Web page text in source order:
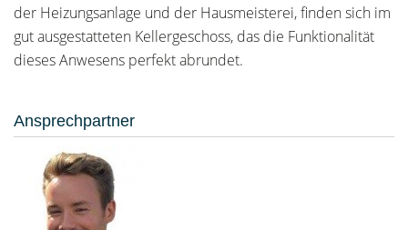
der Heizungsanlage und der Hausmeisterei, finden sich im
gut ausgestatteten Kellergeschoss, das die Funktionalität
dieses Anwesens perfekt abrundet.
Ansprechpartner